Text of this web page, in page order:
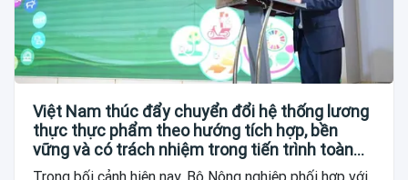
Việt Nam thúc đẩy chuyển đổi hệ thống lương
thực thực phẩm theo hướng tích hợp, bền
vững và có trách nhiệm trong tiến trình toàn
cầu